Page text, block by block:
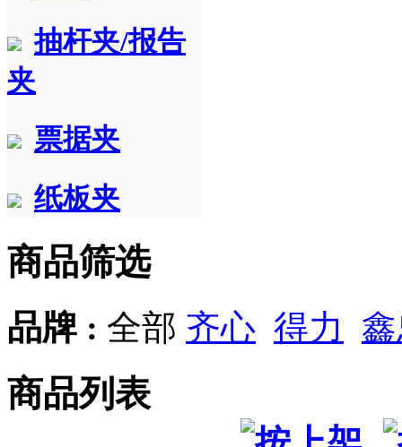
抽杆夹/报告
夹
票据夹
纸板夹
商品筛选
品牌 : 全部 齐心 得力
商品列表